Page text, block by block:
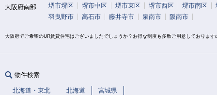
大阪府南部 堺市堺区 堺市中区 堺市東区 堺市西区 堺市南区
羽曳野市
高石市 藤井寺市 泉南市 阪南市
大阪府でご希望のUR賃貸住宅はございましたでしょうか？お得な制度も多数ご用意しておりま
物件検索
北海道・東北 北海道 宮城県